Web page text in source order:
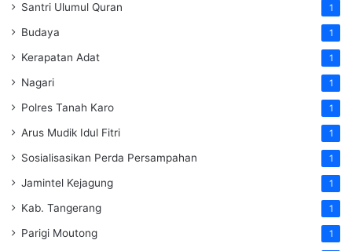
Santri Ulumul Quran 1
Budaya 1
Kerapatan Adat 1
Nagari 1
Polres Tanah Karo 1
Arus Mudik Idul Fitri 1
Sosialisasikan Perda Persampahan 1
Jamintel Kejagung 1
Kab. Tangerang 1
Parigi Moutong 1